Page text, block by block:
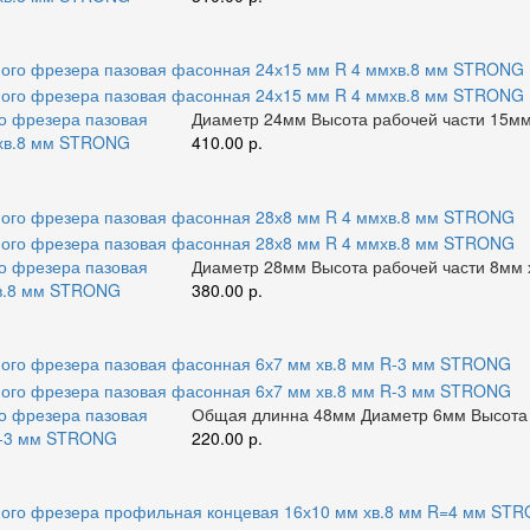
фрезера пазовая
мм STRONG
Диаметр 24мм Высота рабочей части
410.00 р.
фрезера пазовая
мм STRONG
Диаметр 28мм Высота рабочей части 8мм
380.00 р.
фрезера пазовая
мм STRONG
Общая длинна 48мм Диаметр 6мм Высота
220.00 р.